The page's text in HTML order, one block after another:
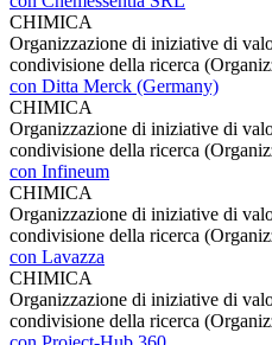
CHIMICA
Organizzazione di iniziative di
condivisione della ricerca
con Ditta Merck (Germany)
CHIMICA
Organizzazione di iniziative di
condivisione della ricerca
con Infineum
CHIMICA
Organizzazione di iniziative di
condivisione della ricerca
con Lavazza
CHIMICA
Organizzazione di iniziative di
condivisione della ricerca